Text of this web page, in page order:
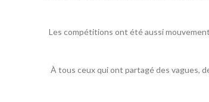
Les compétitions ont été aussi
À tous ceux qui ont partagé des vagues,